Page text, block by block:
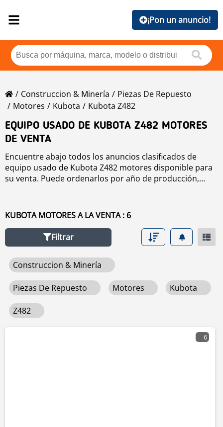
¡Pon un anuncio!
Construccion & Minería
Piezas De Repuesto
Motores
Kubota
Kubota Z482
EQUIPO USADO DE KUBOTA Z482 MOTORES
DE VENTA
Encuentre abajo todos los anuncios clasificados de
equipo usado de Kubota Z482 motores disponible para
su venta. Puede ordenarlos por año de producción,
izquierda.
KUBOTA MOTORES A LA VENTA : 6
Filtrar
Construccion & Minería
Piezas De Repuesto Motores Kubota
Z482
6